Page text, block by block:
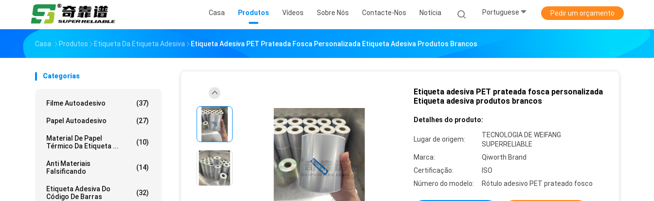
Casa Produtos Vídeos Sobre Nós Contacte-Nos Notícia Portuguese Pedir um orçamento
Casa Produtos Etiqueta Da Etiqueta Adesiva Etiqueta Adesiva PET Prateada Fosca Personalizada Etiqueta Adesiva Produtos Brancos
Categorias
Filme Autoadesivo (37)
Papel Autoadesivo (27)
Material De Papel
Térmico Da Etiqueta ...
(10)
Anti Materiais
Falsificando
(14)
Etiqueta Adesiva Do
Código De Barras
(32)
Etiqueta adesiva PET prateada fosca personalizada
Etiqueta adesiva produtos brancos
Detalhes do produto:
Lugar de origem:
TECNOLOGIA DE WEIFANG
SUPERRELIABLE
Marca:
Qiworth Brand
Certificação:
ISO
Número do modelo:
Rótulo adesivo PET prateado fosco